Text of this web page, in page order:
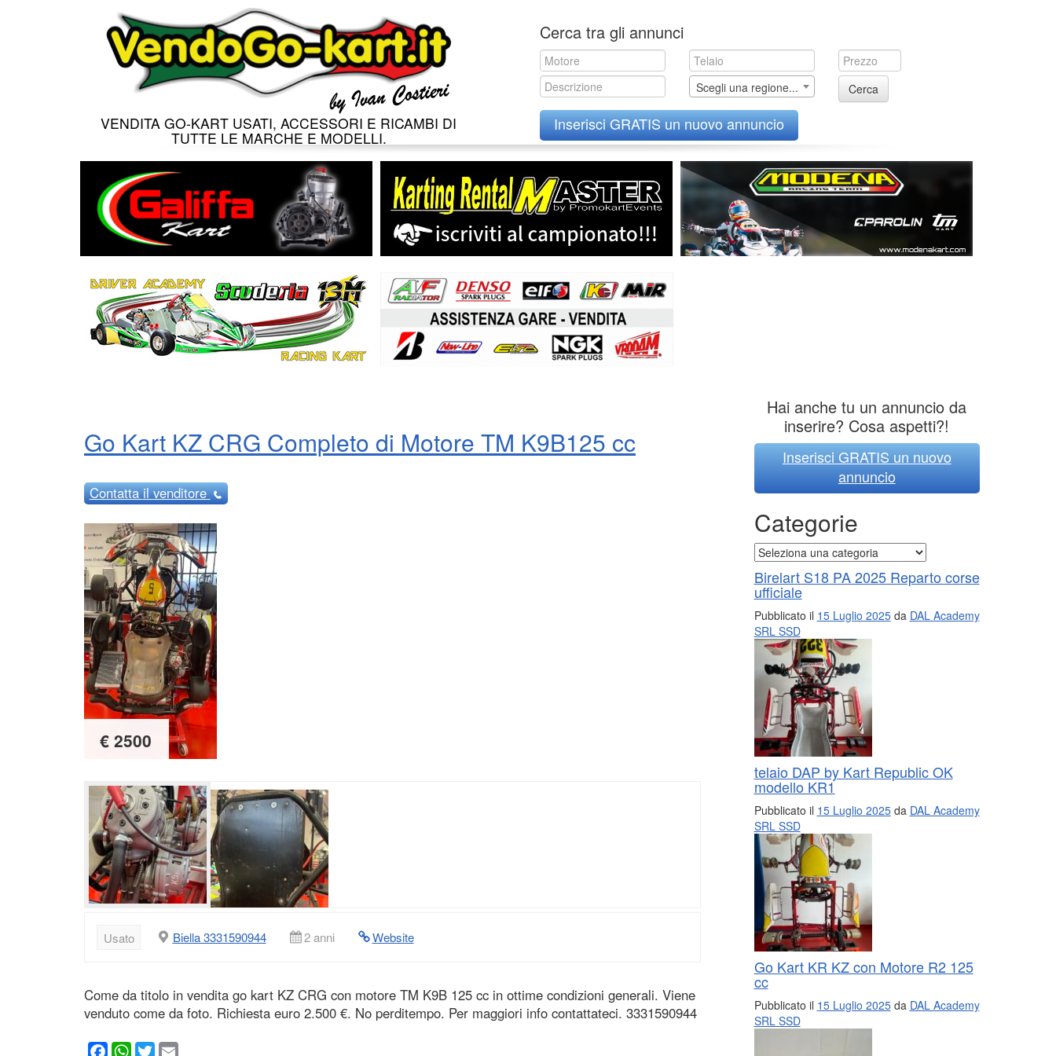
VENDITA GO-KART USATI, ACCESSORI E RICAMBI DI
TUTTE LE MARCHE E MODELLI.
to
content
Cerca tra gli annunci
Scegli una regione... Cerca
Inserisci GRATIS un nuovo annuncio
Go Kart KZ CRG Completo di Motore TM K9B125 cc
Contattail venditore
€ 2500
Usato Biella 3331590944 2 anni Website
Come da titolo in vendita go kart KZ CRG con motore TM K9B 125 cc in ottime condizioni generali. Viene
venduto come da foto. Richiesta euro 2.500 €. No perditempo. Per maggiori info contattateci. 3331590944
Facebook
WhatsApp
Twitter
Hai anche tu un annuncio da
inserire? Cosa aspetti?!
Inserisci GRATIS un nuovo
annuncio
Categorie
Categorie
Birelart S18 PA 2025 Reparto corse
ufficiale
Pubblicato il 15 Luglio 2025da DAL Academy
SRL SSD
telaio DAP by Kart Republic OK
modello KR1
Pubblicato il 15 Luglio 2025da DAL Academy
SRL SSD
Go Kart KR KZ con Motore R2 125
cc
Pubblicato il 15 Luglio 2025da DAL Academy
SRL SSD